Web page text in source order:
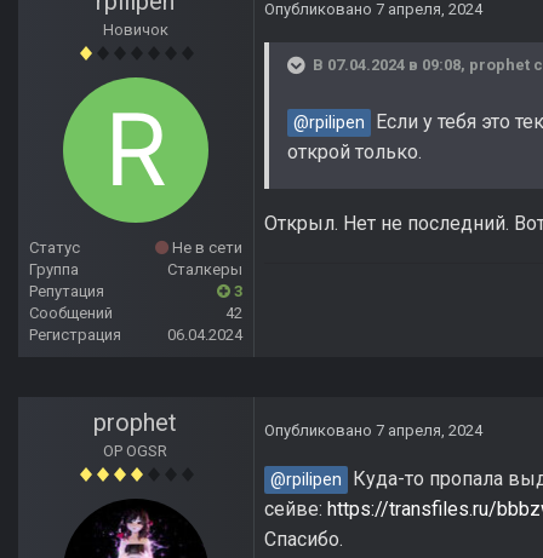
Новичок
Статус
Не в сети
Группа
Сталкеры
Репутация
3
Сообщений
42
Регистрация
06.04.2024
Опубликовано 7 апреля, 2024
В 07.04.2024 в 09:08, prophet
@rpilipen
Если у тебя это
открой только.
Открыл. Нет не последний.
prophet
OP OGSR
Опубликовано 7 апреля, 2024
@rpilipen
Куда-то пропала
сейве: https://transfiles.ru/
Спасибо.